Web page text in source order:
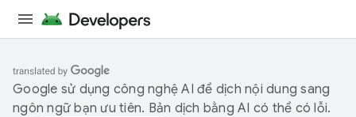
Google sử dụng công nghệ AI để dịch nội dung sang
ngôn ngữ bạn ưu tiên. Bản dịch bằng AI có thể có lỗi.